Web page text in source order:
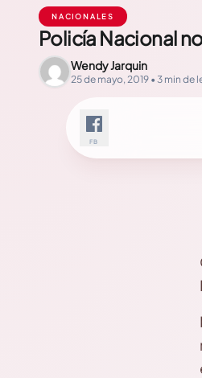
NACIONALES
Policía Nacional
Wendy Jarquin
25 de mayo, 2019 • 3 min de
FB